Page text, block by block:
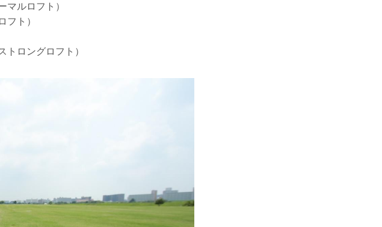
マルロフト）
フト）
トロングロフト）